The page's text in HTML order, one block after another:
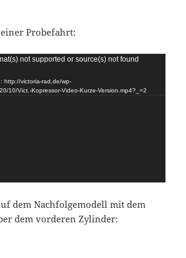
Probefahrt:
not supported or source(s) not found
http://victoria-rad.de/wp-
10/Vict.-Kopressor-Video-Kurze-Version.mp4?_=2
dem Nachfolgemodell mit dem
dem vorderen Zylinder: